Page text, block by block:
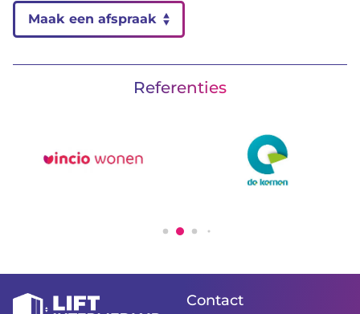
Maak een afspraak
Referenties
Contact